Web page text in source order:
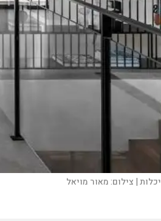
| צילום:מאור מויאל